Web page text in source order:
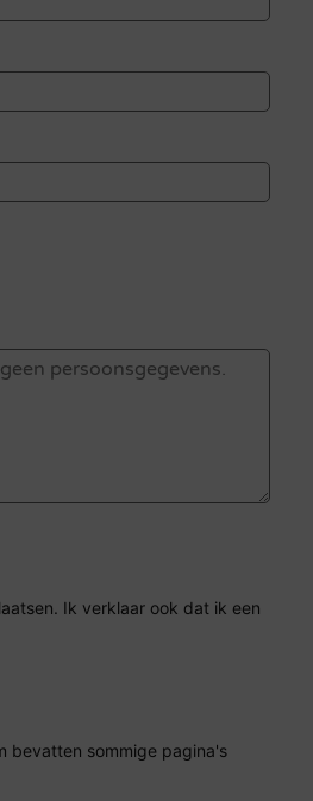
Ik verklaar ook dat ik een
bevatten sommige pagina's